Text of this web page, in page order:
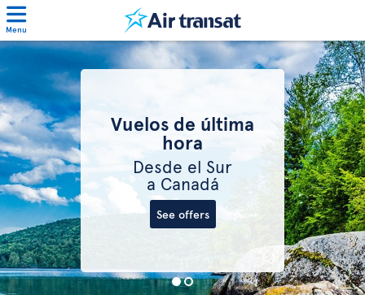
Menu
Vuelos de última
hora
Desde el Sur
a Canadá
See offers